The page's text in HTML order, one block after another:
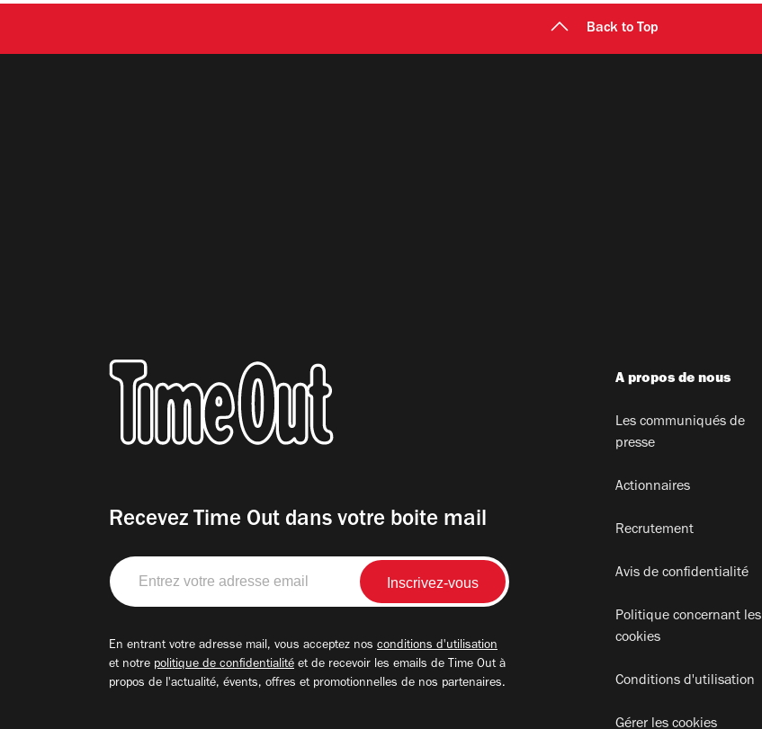
Back to Top
Recevez Time Out dans votre boite mail
Entrez
votre
adresse
En entrant votre adresse mail, vous acceptez nos conditions d'utilisation
et notre politique de confidentialité et de recevoir les emails de Time Out à
propos de l'actualité, évents, offres et promotionnelles de nos partenaires.
A propos de nous
Les communiqués de
presse
Actionnaires
Recrutement
Avis de confidentialité
Politique concernant les
cookies
Conditions d'utilisation
Gérer les cookies